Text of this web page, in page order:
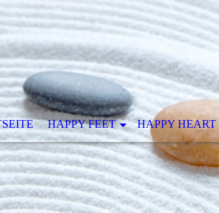
HAPPY FEET HAPPY HEART